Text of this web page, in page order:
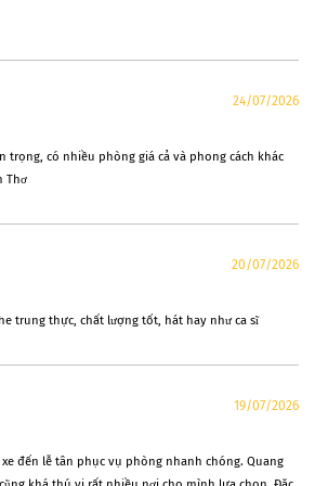
24/07/2026
trọng, có nhiều phòng giá cả và phong cách khác
Thơ
20/07/2026
trung thực, chất lượng tốt, hát hay như ca sĩ
19/07/2026
đến lễ tân phục vụ phòng nhanh chóng. Quang